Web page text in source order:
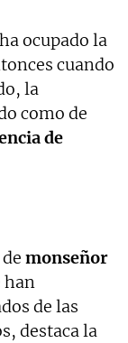
ocupado la
cuando
la
como de
de
monseñor
han
de las
destaca la